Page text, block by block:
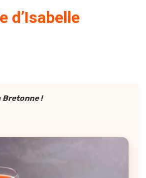
d’Isabelle
Bretonne !